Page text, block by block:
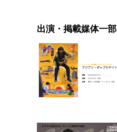
出演・掲載媒体一部